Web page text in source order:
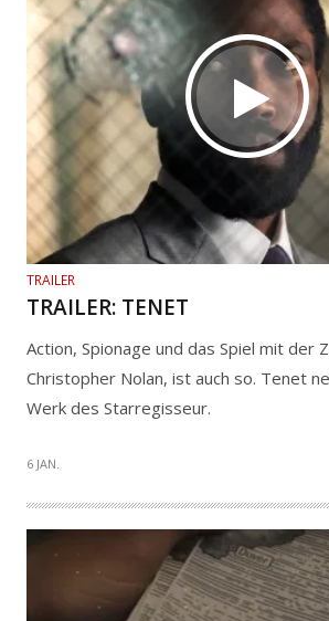
TRAILER
TRAILER: TENET
Action, Spionage und das Spiel mit der
Christopher Nolan, ist auch so. Tenet
Werk des Starregisseur.
6 JAN.